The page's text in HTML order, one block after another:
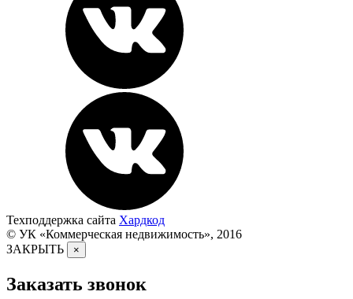
Техподдержка сайта Хардкод
© УК «Коммерческая недвижимость», 2016
ЗАКРЫТЬ
×
Заказать звонок